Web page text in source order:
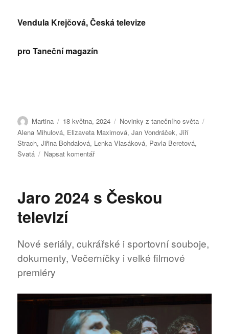
Vendula Krejčová, Česká televize
pro Taneční magazín
Autor:
Martina Publikováno:
18 května, 2024 Rubriky:
Novinky z tanečního světa
Alena Mihulová, Elizaveta Maximová,Jan Vondráček,Jiří
Strach,Jiřina Bohdalová, Lenka Vlasáková, Pavla Beretová,
Svatá
Napsat komentářpro
Svatá
Jaro 2024 s Českou
televizí
Nové seriály, cukrářské i sportovní souboje,
dokumenty, Večerníčky i velké filmové
premiéry